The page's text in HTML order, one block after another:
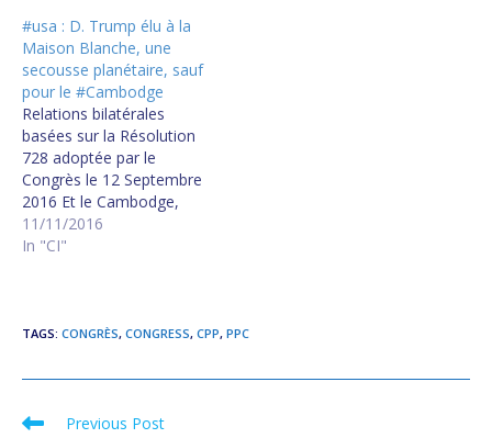
#usa : D. Trump élu à la
Maison Blanche, une
secousse planétaire, sauf
pour le #Cambodge
Relations bilatérales
basées sur la Résolution
728 adoptée par le
Congrès le 12 Septembre
2016 Et le Cambodge,
dans ce tourbillon
géopolitique planétaire ?
et encore moins l'histoire
Pays. Le dossier
11/11/2016
In "CI"
TAGS: CONGRÈS, CONGRESS, CPP, PPC
Read
Previous Post